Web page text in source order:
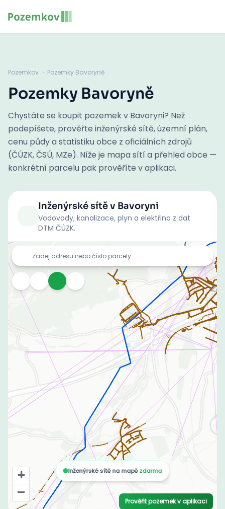
Pozemkov › Pozemky Bavoryně
Pozemky Bavoryně
Chystáte se koupit pozemek v Bavoryni? Než
podepíšete, prověřte inženýrské sítě, územní plán,
cenu půdy a statistiku obce z oficiálních zdrojů
(ČÚZK, ČSÚ, MZe). Níže je mapa sítí a přehled obce —
konkrétní parcelu pak prověříte v aplikaci.
Inženýrské sítěv Bavoryni
Vodovody, kanalizace, plyn a elektřina z dat
DTM ČÚZK.